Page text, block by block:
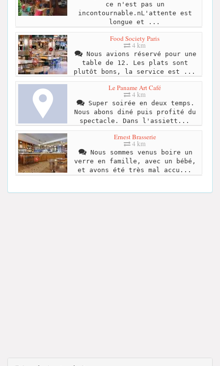
ce n'est pas un
incontournable.nL'attente est
longue et ...
Food Society Paris
4 km
Nous avions réservé pour une
table de 12. Les plats sont
plutôt bons, la service est ...
Le Paname Art Café
4 km
Super soirée en deux temps.
Nous abons diné puis profité du
spectacle. Dans l'assiett...
Ernest Brasserie
4 km
Nous sommes venus boire un
verre en famille, avec un bébé,
et avons été très mal accu...